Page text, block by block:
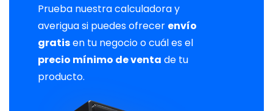
Prueba nuestra calculadora y
averigua si puedes ofrecer envío
gratisen tu negocio o cuál es el
precio mínimo de venta de tu
producto.